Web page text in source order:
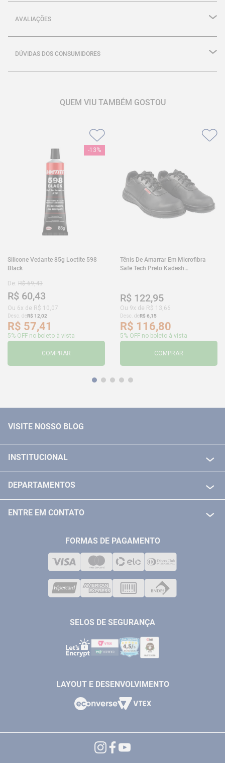
AVALIAÇÕES
DÚVIDAS DOS CONSUMIDORES
QUEM VIU TAMBÉM GOSTOU
-13%
Silicone Vedante 85g Loctite 598
Black
De: R$ 69,43
R$ 60,43
Ou 6x de R$ 10,07
Desc. deR$ 12,02
R$ 57,41
5% OFF no boleto à vista
COMPRAR
Tênis De Amarrar Em Microfibra
Safe Tech Preto Kadesh
R$ 122,95
Ou 9x de R$ 13,66
Desc. deR$ 6,15
R$ 116,80
5% OFF no boleto à vista
COMPRAR
VISITE NOSSO BLOG
INSTITUCIONAL
POLITICA DE TROCA E DEVOLUÇÃO
DEPARTAMENTOS
COMPRESSORES
ENTRE EM CONTATO
VENDAS ONLINE@ANTFERRAMENTAS.COM.BR
SAC@ANTFERRAMENTAS.COM.BR
FORMAS DE PAGAMENTO
SELOS DE SEGURANÇA
LAYOUT E DESENVOLVIMENTO